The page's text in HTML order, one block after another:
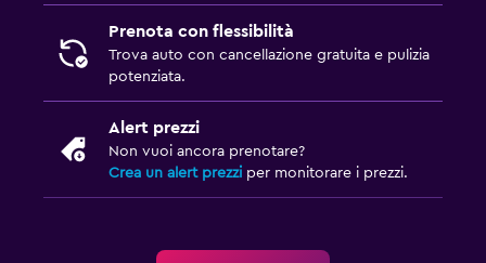
Prenota con flessibilità
Trova auto con cancellazione gratuita e pulizia
potenziata.
Alert prezzi
Non vuoi ancora prenotare?
Crea un alert prezzi per monitorare i prezzi.